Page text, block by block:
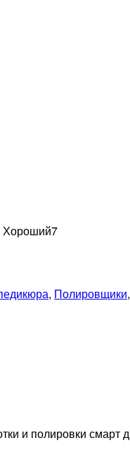
Хороший7
, Полировщики,
и полировки